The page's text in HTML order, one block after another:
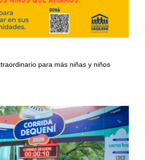
para más niñas y niños